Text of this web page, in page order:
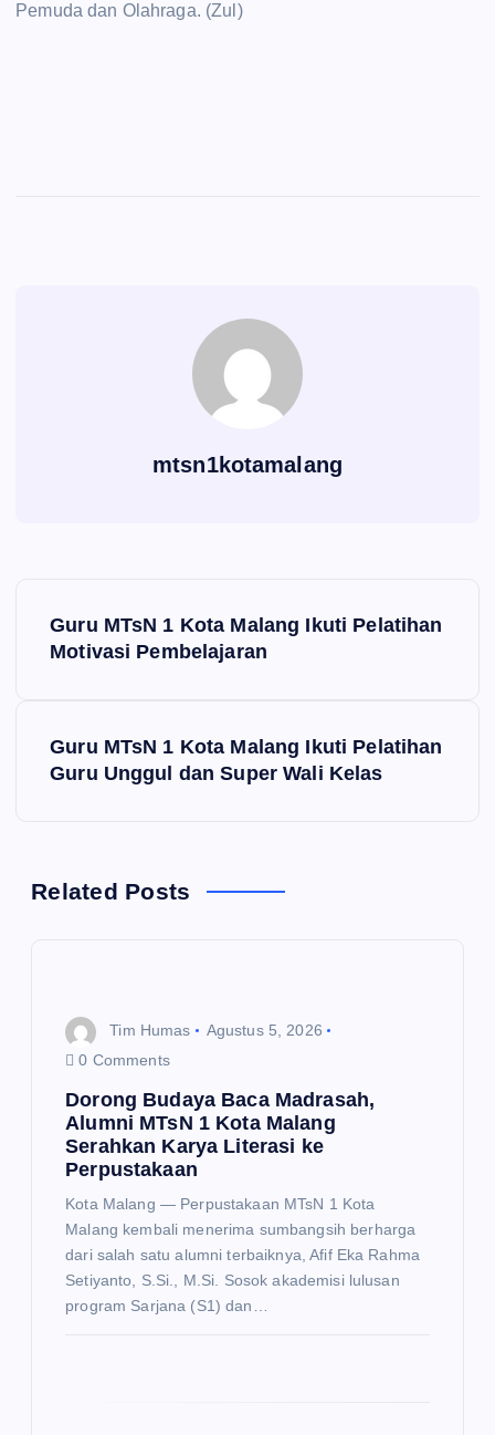
Pemuda dan Olahraga. (Zul)
mtsn1kotamalang
a
Guru MTsN 1 Kota Malang Ikuti Pelatihan
Motivasi Pembelajaran
Guru MTsN 1 Kota Malang Ikuti Pelatihan
Guru Unggul dan Super Wali Kelas
Related Posts
Tim Humas
Agustus 5, 2026
0 Comments
Dorong Budaya Baca Madrasah,
Alumni MTsN 1 Kota Malang
Serahkan Karya Literasi ke
Perpustakaan
Kota Malang — Perpustakaan MTsN 1 Kota
Malang kembali menerima sumbangsih berharga
dari salah satu alumni terbaiknya, Afif Eka Rahma
Setiyanto, S.Si., M.Si. Sosok akademisi lulusan
program Sarjana (S1) dan…